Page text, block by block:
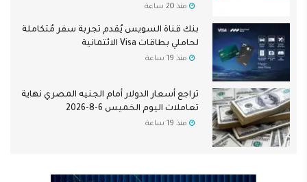
منذ 20 ساعة
بنك قناة السويس يُقدم تجربة سفر مُتكاملة
لحاملي بطاقات Visa الائتمانية
منذ 19 ساعة
تراجع أسعار الدولار أمام الجنيه المصري نهاية
تعاملات اليوم الخميس 6-8-2026
منذ 19 ساعة